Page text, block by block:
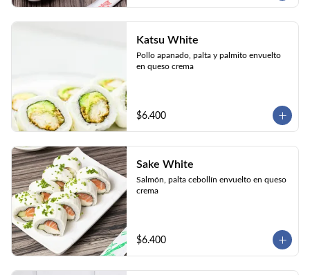
Katsu White
Pollo apanado, palta y palmito envuelto
en queso crema
$6.400
Sake White
Salmón, palta cebollín envuelto en queso
crema
$6.400